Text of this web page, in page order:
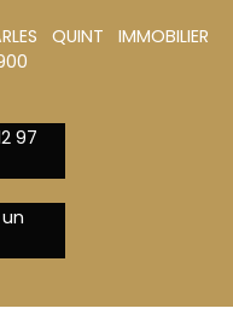
QUINT IMMOBILIER
97